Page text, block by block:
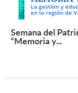
Semana del
“Memoria y...